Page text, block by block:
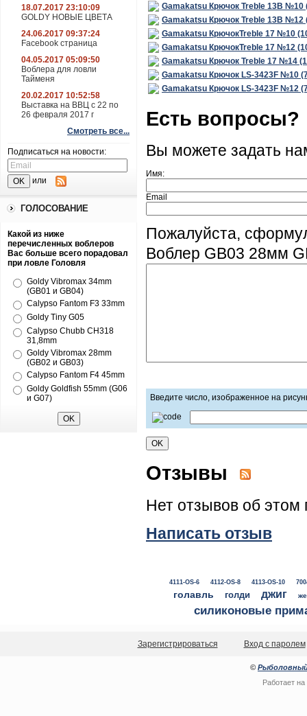
18.07.2017 23:10:09
GOLDY НОВЫЕ ЦВЕТА
24.06.2017 09:37:24
Facebook страница
04.05.2017 05:09:50
Воблера для ловли
Тайменя
20.02.2017 10:52:58
Выставка на ВВЦ с 22 по
26 февраля 2017 г
Смотреть все...
Подписаться на новости:
или
ГОЛОСОВАНИЕ
Какой из ниже
перечисленных воблеров
Вас больше всего порадовал
при ловле Головля
Goldy Vibromax 34mm
(GB01 и GB04)
Calypso Fantom F3 33mm
Goldy Tiny G05
Calypso Chubb CH318
31,8mm
Goldy Vibromax 28mm
(GB02 и GB03)
Calypso Fantom F4 45mm
Goldy Goldfish 55mm (G06
и G07)
Gamakatsu Крючок Treble 13B №10
Gamakatsu Крючок Treble 13B №12
Gamakatsu КрючокTreble 17 №10
Gamakatsu КрючокTreble 17 №12
Gamakatsu Крючок Treble 17 №14
Gamakatsu Крючок LS-3423F №10
Gamakatsu Крючок LS-3423F №12
Есть вопросы?
Вы можете задать
Имя:
Email
Пожалуйста,
Воблер GB03 28мм
Введите число, изображенное на
Отзывы
Нет отзывов об этом
Написать отзыв
4111-OS-6 4112-OS-8 4113-OS-10
голавль голди джиг
силиконовые
Зарегистрироваться Вход с паролем
© Рыболовный
Работает